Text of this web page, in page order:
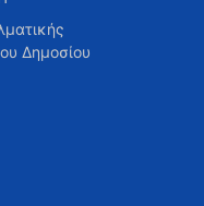
Δημοσίου